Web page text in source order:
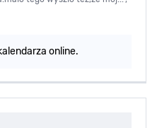
online.